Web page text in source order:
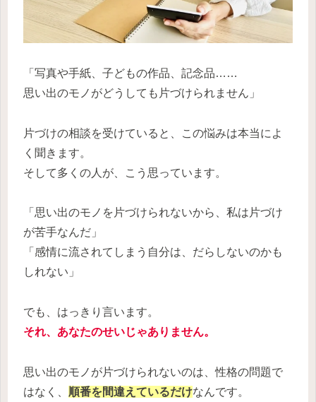
「写真や手紙、子どもの作品、記念品……
思い出のモノがどうしても片づけられません」
片づけの相談を受けていると、この悩みは本当によ
く聞きます。
そして多くの人が、こう思っています。
「思い出のモノを片づけられないから、私は片づけ
が苦手なんだ」
「感情に流されてしまう自分は、だらしないのかも
しれない」
でも、はっきり言います。
それ、あなたのせいじゃありません。
思い出のモノが片づけられないのは、性格の問題で
はなく、 順番を間違えているだけなんです。